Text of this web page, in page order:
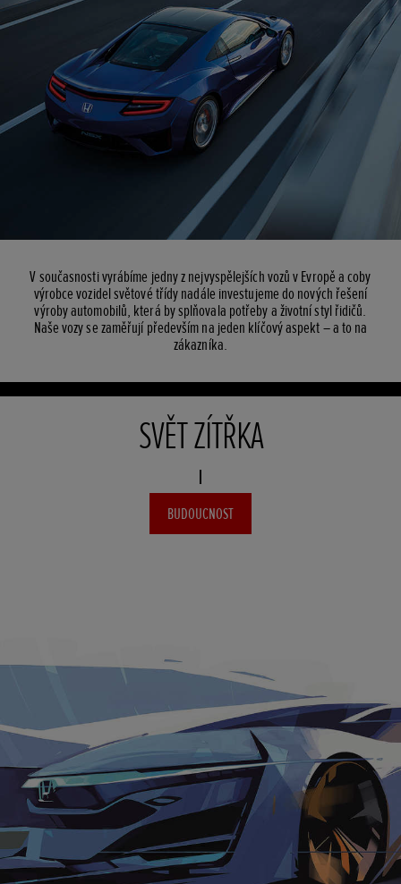
V současnosti vyrábíme jedny z nejvyspělejších vozů v Evropě a coby
výrobce vozidel světové třídy nadále investujeme do nových řešení
výroby automobilů, která by splňovala potřeby a životní styl řidičů.
Naše vozy se zaměřují především na jeden klíčový aspekt – a to na
zákazníka.
SVĚT ZÍTŘKA
BUDOUCNOST